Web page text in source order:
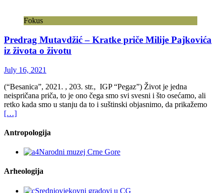
Fokus
Predrag Mutavdžić – Kratke priče Milije Pajkovića
iz života o životu
July 16, 2021
(“Besanica”, 2021. , 203. str., IGP “Pegaz”) Život je jedna
neispričana priča, to je ono čega smo svi svesni i što osećamo, ali
retko kada smo u stanju da to i suštinski objasnimo, da prikažemo
[…]
Antropologija
Arheologija